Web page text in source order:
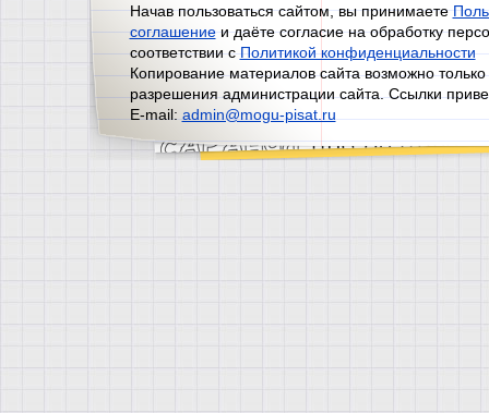
Начав пользоваться сайтом, вы принимаете
соглашениеи даёте согласие на обработку
соответствии сПолитикой конфиденциальности
Копирование материалов сайта возможно
разрешения администрации сайта. Ссылки
E-mail: admin@mogu-pisat.ru